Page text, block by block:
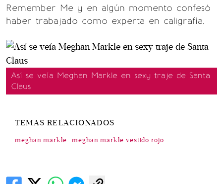
Remember Me y en algún momento confesó
haber trabajado como experta en caligrafía.
Así se veía Meghan Markle en sexy traje de Santa
Claus
TEMAS RELACIONADOS
meghan markle meghan markle vestido rojo